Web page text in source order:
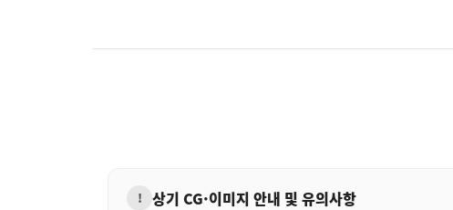
! 상기 CG·이미지 안내 및 유의사항